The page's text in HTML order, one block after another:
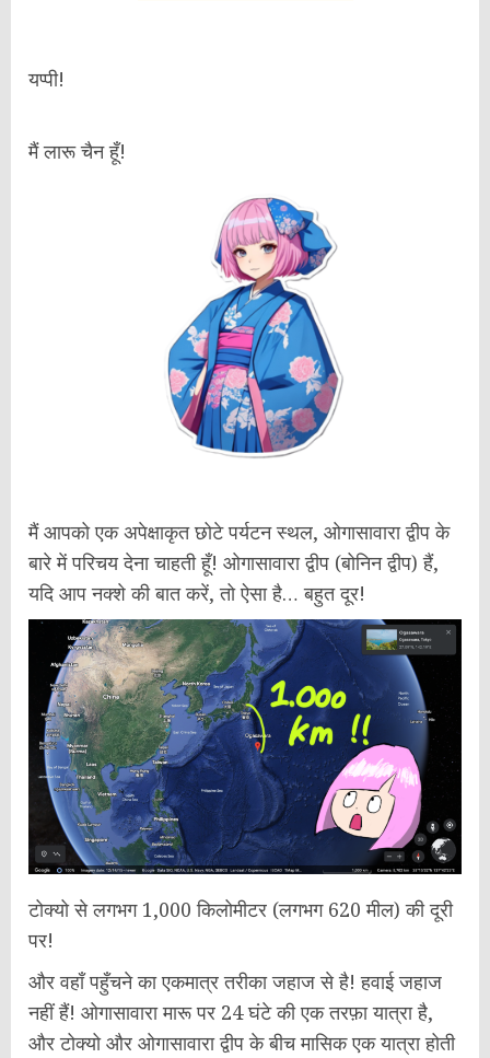
यप्पी!
मैं लारू चैन हूँ!
मैं आपको एक अपेक्षाकृत छोटे पर्यटन स्थल, ओगासावारा द्वीप के
बारे में परिचय देना चाहती हूँ! ओगासावारा द्वीप (बोनिन द्वीप) हैं,
यदि आप नक्शे की बात करें, तो ऐसा है… बहुत दूर!
टोक्यो से लगभग 1,000 किलोमीटर (लगभग 620 मील) की दूरी
पर!
और वहाँ पहुँचने का एकमात्र तरीका जहाज से है! हवाई जहाज
नहीं हैं! ओगासावारा मारू पर 24 घंटे की एक तरफ़ा यात्रा है,
और टोक्यो और ओगासावारा द्वीप के बीच मासिक एक यात्रा होती